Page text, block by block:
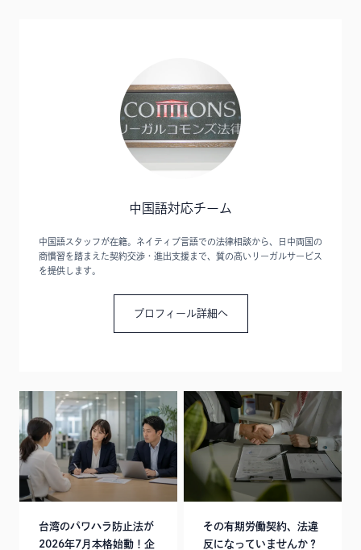
中国語対応チーム
中国語スタッフが在籍。ネイティブ言語での法律相談から、日中両国の
商慣習を踏まえた契約交渉・進出支援まで、質の高いリーガルサービス
を提供します。
プロフィール詳細へ
台湾のパワハラ防止法が
2026年7月本格始動！企
その有期労働契約、法違
反になっていませんか？